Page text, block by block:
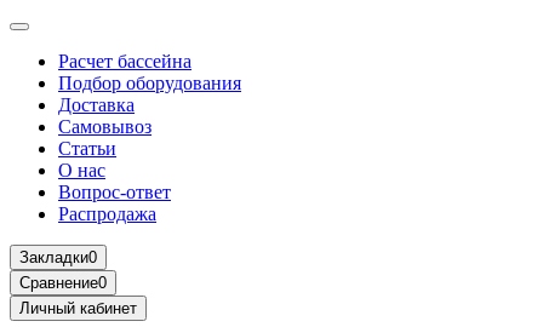
Расчет бассейна
Подбор оборудования
Доставка
Самовывоз
Статьи
О нас
Вопрос-ответ
Распродажа
Закладки0
Сравнение0
Личный кабинет